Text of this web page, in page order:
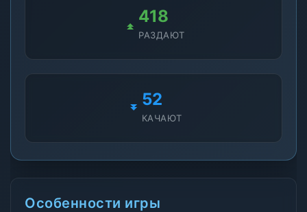
418
РАЗДАЮТ
52
КАЧАЮТ
Особенности игры